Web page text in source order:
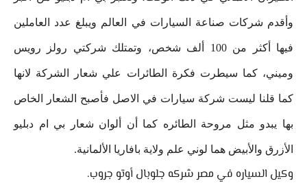
وأقدم شركات صناعة السيارات في العالم ويبلغ عدد العاملين
فيها أكثر من 100 ألف شخص، وتمتلك شركتي رولز رويس
وميني، كما سيطرت فكرة الطائرات علي شعار الشركة لانها
كما قلنا ليست شركة سيارات في الاصل فأصبح الشعار الخاص
بها يبدو مثل مروحة الطائره كما أن ألوان شعار بي ام دبليو
الأزرق والأبيض هما لوني علم ولاية بافاريا الألمانية.
وكيل السياره في مصر شركه جلوبال أوتو جروب.